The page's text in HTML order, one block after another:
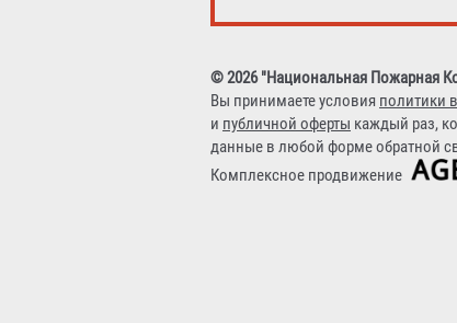
© 2026 "Национальная Пожарная
Вы принимаете условия политики
и публичной оферты каждый раз,
данные в любой форме обратной
Комплексное продвижение